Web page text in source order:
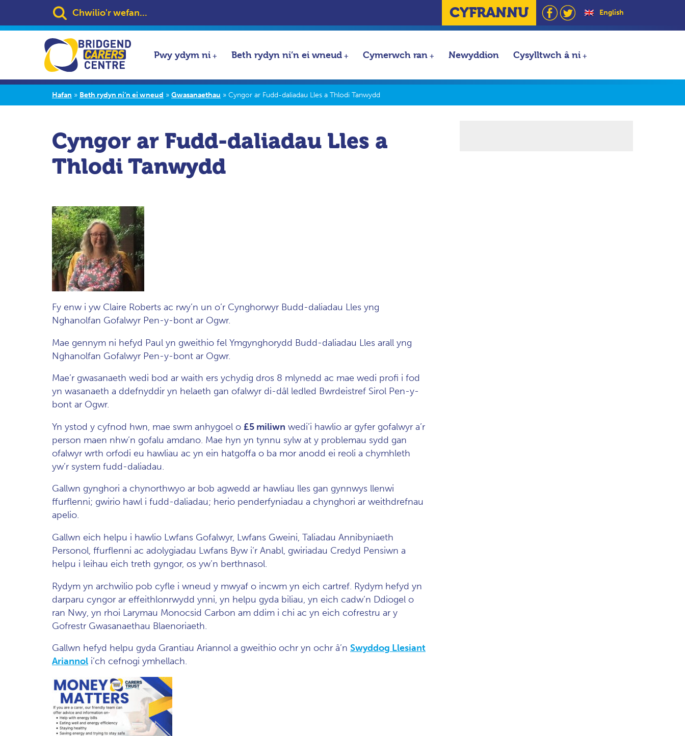
Search: CYFRANNU English
Pwy ydym ni Beth rydyn ni’n ei wneud Cymerwch ran Newyddion Cysylltwch â ni
Hafan » Beth rydyn ni’n ei wneud » Gwasanaethau » Cyngor ar Fudd-daliadau Lles a Thlodi Tanwydd
Cyngor ar Fudd-daliadau Lles a
Thlodi Tanwydd
Fy enw i yw Claire Roberts ac rwy’n un o’r Cynghorwyr Budd-daliadau Lles yng
Nghanolfan Gofalwyr Pen-y-bont ar Ogwr.
Mae gennym ni hefyd Paul yn gweithio fel Ymgynghorydd Budd-daliadau Lles arall yng
Nghanolfan Gofalwyr Pen-y-bont ar Ogwr.
Mae’r gwasanaeth wedi bod ar waith ers ychydig dros 8 mlynedd ac mae wedi profi i fod
yn wasanaeth a ddefnyddir yn helaeth gan ofalwyr di-dâl ledled Bwrdeistref Sirol Pen-y-
bont ar Ogwr.
Yn ystod y cyfnod hwn, mae swm anhygoel o £5 miliwn wedi’i hawlio ar gyfer gofalwyr a’r
person maen nhw’n gofalu amdano. Mae hyn yn tynnu sylw at y problemau sydd gan
ofalwyr wrth orfodi eu hawliau ac yn ein hatgoffa o ba mor anodd ei reoli a chymhleth
yw’r system fudd-daliadau.
Gallwn gynghori a chynorthwyo ar bob agwedd ar hawliau lles gan gynnwys llenwi
ffurflenni; gwirio hawl i fudd-daliadau; herio penderfyniadau a chynghori ar weithdrefnau
apelio.
Gallwn eich helpu i hawlio Lwfans Gofalwyr, Lwfans Gweini, Taliadau Annibyniaeth
Personol, ffurflenni ac adolygiadau Lwfans Byw i’r Anabl, gwiriadau Credyd Pensiwn a
helpu i leihau eich treth gyngor, os yw’n berthnasol.
Rydym yn archwilio pob cyfle i wneud y mwyaf o incwm yn eich cartref. Rydym hefyd yn
darparu cyngor ar effeithlonrwydd ynni, yn helpu gyda biliau, yn eich cadw’n Ddiogel o
ran Nwy, yn rhoi Larymau Monocsid Carbon am ddim i chi ac yn eich cofrestru ar y
Gofrestr Gwasanaethau Blaenoriaeth.
Gallwn hefyd helpu gyda Grantiau Ariannol a gweithio ochr yn ochr â’n Swyddog Llesiant
Ariannol i’ch cefnogi ymhellach.